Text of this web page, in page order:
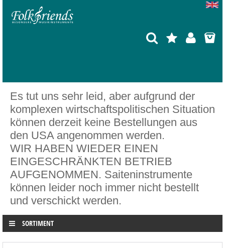
Es tut uns sehr leid, aber aufgrund der
komplexen wirtschaftspolitischen Situation
können derzeit keine Bestellungen aus
den USA angenommen werden.
WIR HABEN WIEDER EINEN
EINGESCHRÄNKTEN BETRIEB
AUFGENOMMEN. Saiteninstrumente
können leider noch immer nicht bestellt
und verschickt werden.
SORTIMENT